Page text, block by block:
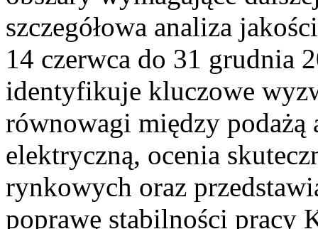
szczegółowa analiza
14 czerwca do 31 grudnia
identyfikuje kluczowe
równowagi między podażą
elektryczną, ocenia
rynkowych oraz
poprawę stabilności pracy